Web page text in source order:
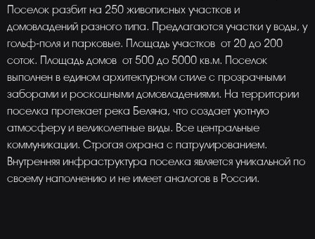
Поселок разбит на 250 живописных участков и
домовладений разного типа. Предлагаются участки у воды, у
гольф-поля и парковые. Площадь участков от 20 до 200
соток. Площадь домов от 500 до 5000 кв.м. Поселок
выполнен в едином архитектурном стиле с прозрачными
заборами и роскошными домовладениями. На территории
поселка протекает река Беляна, что создает уютную
атмосферу и великолепные виды. Все центральные
коммуникации. Строгая охрана с патрулированием.
Внутренняя инфраструктура поселка является уникальной по
своему наполнению и не имеет аналогов в России.